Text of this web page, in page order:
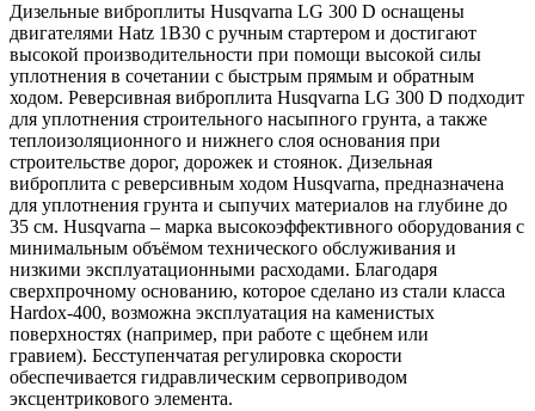
Дизельные виброплиты Husqvarna LG 300 D оснащены
двигателями Hatz 1B30 с ручным стартером и достигают
высокой производительности при помощи высокой силы
уплотнения в сочетании с быстрым прямым и обратным
ходом. Реверсивная виброплита Husqvarna LG 300 D подходит
для уплотнения строительного насыпного грунта, а также
теплоизоляционного и нижнего слоя основания при
строительстве дорог, дорожек и стоянок. Дизельная
виброплита с реверсивным ходом Husqvarna, предназначена
для уплотнения грунта и сыпучих материалов на глубине до
35 см. Husqvarna – марка высокоэффективного оборудования с
минимальным объёмом технического обслуживания и
низкими эксплуатационными расходами. Благодаря
сверхпрочному основанию, которое сделано из стали класса
Hardox-400, возможна эксплуатация на каменистых
поверхностях (например, при работе с щебнем или
гравием). Бесступенчатая регулировка скорости
обеспечивается гидравлическим сервоприводом
эксцентрикового элемента.